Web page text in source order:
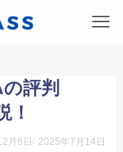
評判
！
月6日 2025年7月14日